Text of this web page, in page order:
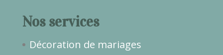
Nos services
Décoration de mariages